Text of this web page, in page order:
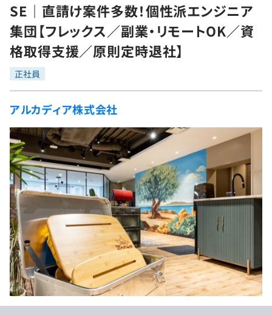
転職成功ガイド
転職エージェント
インタビュー
転職成功ガイド
求人検索
本選考
インターン
新卒エージェント
イベント・セミナー
インタビュー
就活成功ガイド
学習
問題集
4択課題
ナレッジ
リファレンス
プラン
個人向けプラン
法人向けプラン
学校向けプラン
プログラミング言語
評価結果一覧
再チャレンジ結果一覧
ゲーム・マンガ
Tech Team Journal
paiza times
note
paizaとは？
SE｜直請け案件多数！個性派エンジニア
集団【フレックス／副業・リモートOK／資
格取得支援／原則定時退社】
正社員
アルカディア株式会社